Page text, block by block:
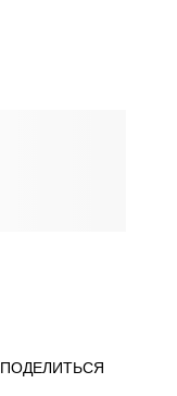
ПОДЕЛИТЬСЯ